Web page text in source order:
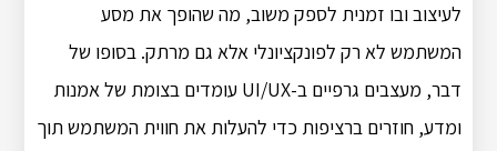
לעיצוב ובו זמנית לספק משוב, מה שהופך את מסע
המשתמש לא רק לפונקציונלי אלא גם מרתק. בסופו של
דבר, מעצבים גרפיים ב-UI/UX עומדים בצומת של אמנות
ומדע, חוזרים ברציפות כדי להעלות את חווית המשתמש תוך